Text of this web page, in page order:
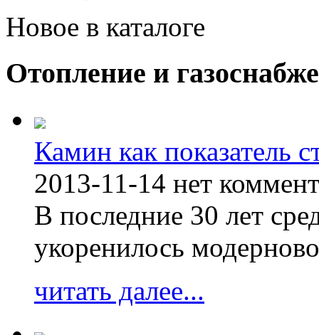
Новое в каталоге
Отопление и
Камин как показатель
2013-11-14 нет
В последние 30 лет
укоренилось
читать далее...